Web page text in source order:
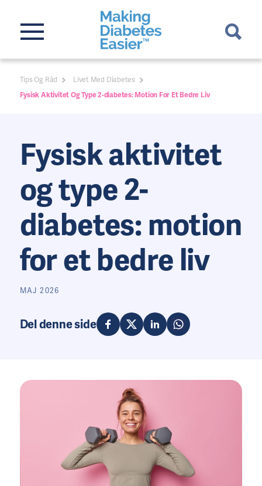
Tips Og Råd
Livet Med Diabetes
Fysisk Aktivitet Og Type 2-diabetes: Motion For Et Bedre Liv
Fysisk aktivitet
og type 2-
diabetes: motion
for et bedre liv
MAJ 2026
Del denne side